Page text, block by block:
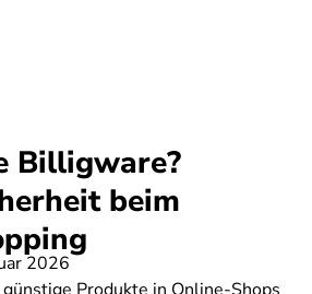
Billigware?
beim
2026